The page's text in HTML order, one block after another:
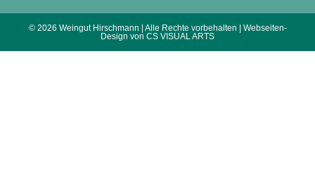
© 2026 Weingut Hirschmann | Alle Rechte vorbehalten | Webseiten-
Design von CS VISUAL ARTS